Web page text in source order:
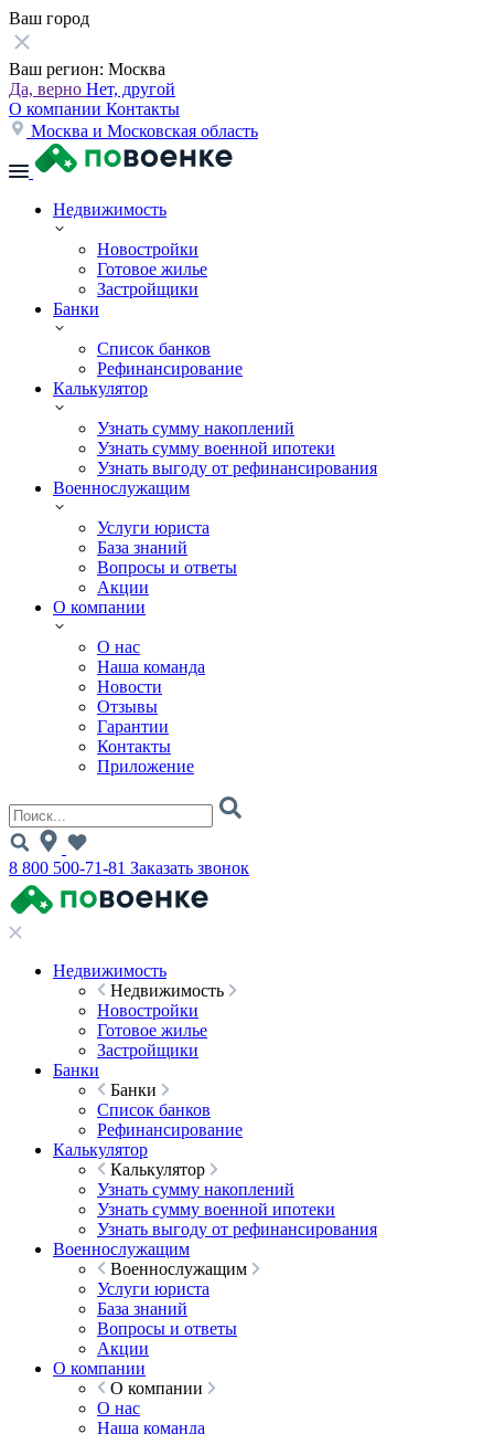
Ваш город
Ваш регион: Москва
Да, верно Нет, другой
О компании Контакты
Москва и Московская область
Недвижимость
Новостройки
Готовое жилье
Застройщики
Банки
Список банков
Рефинансирование
Калькулятор
Узнать сумму накоплений
Узнать сумму военной ипотеки
Узнать выгоду от рефинансирования
Военнослужащим
Услуги юриста
База знаний
Вопросы и ответы
Акции
О компании
О нас
Наша команда
Новости
Отзывы
Гарантии
Контакты
Приложение
8 800 500-71-81 Заказать звонок
Недвижимость
Недвижимость
Новостройки
Готовое жилье
Застройщики
Банки
Банки
Список банков
Рефинансирование
Калькулятор
Калькулятор
Узнать сумму накоплений
Узнать сумму военной ипотеки
Узнать выгоду от рефинансирования
Военнослужащим
Военнослужащим
Услуги юриста
База знаний
Вопросы и ответы
Акции
О компании
О компании
О нас
Наша команда